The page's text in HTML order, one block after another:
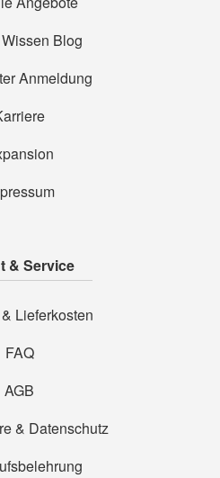
Blog
Anmeldung
& Service
Lieferkosten
FAQ
AGB
& Datenschutz